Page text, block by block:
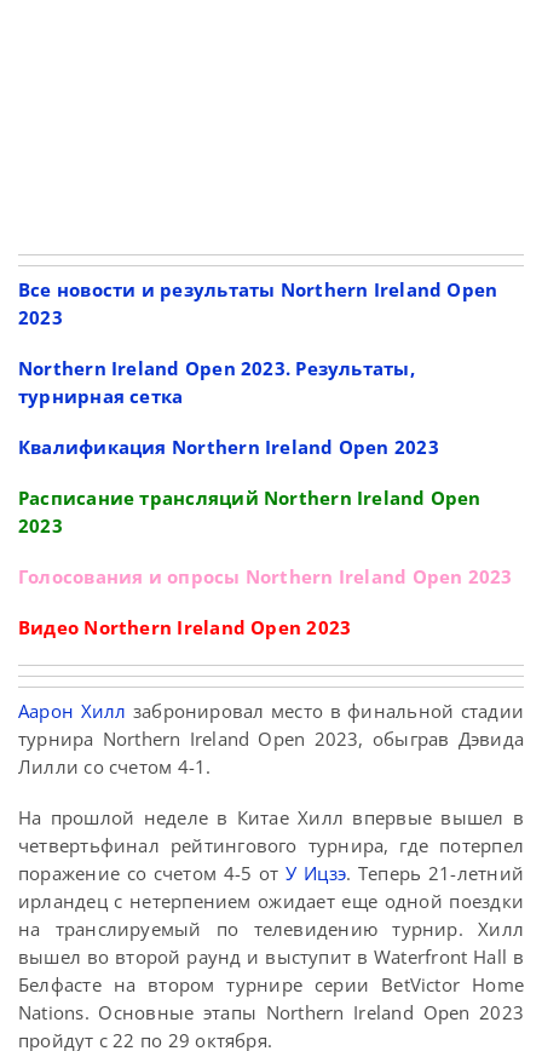
Все новости и результаты Northern Ireland Open
2023
Northern Ireland Open 2023. Результаты,
турнирная сетка
Квалификация Northern Ireland Open 2023
Расписание трансляций Northern Ireland Open
2023
Голосования и опросы Northern Ireland Open 2023
Видео Northern Ireland Open 2023
Аарон Хилл забронировал место в финальной стадии
турнира Northern Ireland Open 2023, обыграв Дэвида
Лилли со счетом 4-1.
На прошлой неделе в Китае Хилл впервые вышел в
четвертьфинал рейтингового турнира, где потерпел
поражение со счетом 4-5 отУ Ицзэ. Теперь 21-летний
ирландец с нетерпением ожидает еще одной поездки
на транслируемый по телевидению турнир. Хилл
вышел во второй раунд и выступит в Waterfront Hall в
Белфасте на втором турнире серии BetVictor Home
Nations. Основные этапы Northern Ireland Open 2023
пройдут с 22 по 29 октября.